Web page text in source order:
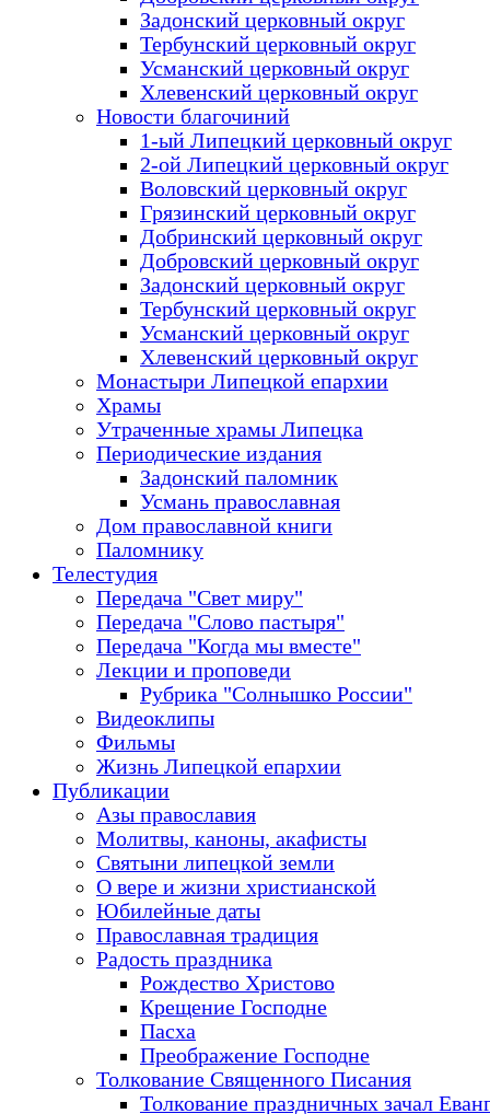
Задонский церковный округ
Тербунский церковный округ
Усманский церковный округ
Хлевенский церковный округ
Новости благочиний
1-ый Липецкий церковный округ
2-ой Липецкий церковный округ
Воловский церковный округ
Грязинский церковный округ
Добринский церковный округ
Добровский церковный округ
Задонский церковный округ
Тербунский церковный округ
Усманский церковный округ
Хлевенский церковный округ
Монастыри Липецкой епархии
Храмы
Утраченные храмы Липецка
Периодические издания
Задонский паломник
Усмань православная
Дом православной книги
Паломнику
Телестудия
Передача "Свет миру"
Передача "Слово пастыря"
Передача "Когда мы вместе"
Лекции и проповеди
Рубрика "Солнышко России"
Видеоклипы
Фильмы
Жизнь Липецкой епархии
Публикации
Азы православия
Молитвы, каноны, акафисты
Святыни липецкой земли
О вере и жизни христианской
Юбилейные даты
Православная традиция
Радость праздника
Рождество Христово
Крещение Господне
Пасха
Преображение Господне
Толкование Священного Писания
Толкование праздничных зачал